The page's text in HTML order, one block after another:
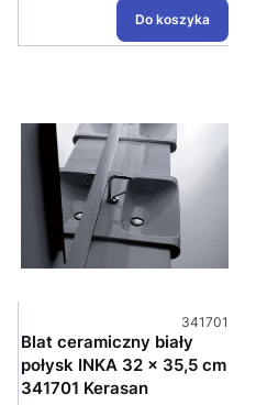
Do koszyka
Kod produktu
341701
Blat ceramiczny biały
połysk INKA 32 x 35,5 cm
341701 Kerasan